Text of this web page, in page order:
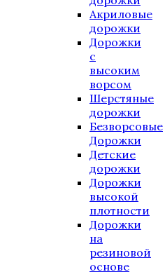
Акриловые
дорожки
Дорожки
с
высоким
ворсом
Шерстяные
дорожки
Безворсовые
Дорожки
Детские
дорожки
Дорожки
высокой
плотности
Дорожки
на
резиновой
основе